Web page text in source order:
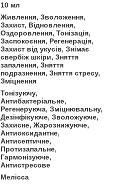
10 мл
Живлення, Зволоження,
Захист, Відновлення,
Оздоровлення, Тонізація,
Заспокоєння, Регенерація,
Захист від укусів, Знімає
свербіж шкіри, Зняття
запалення, Зняття
подразнення, Зняття стресу,
Зміцнення
Тонізуючу,
Антибактеріальне,
Регенеруюча, Зміцнювальну,
Дезінфікуюче, Зволожуюче,
Захисне, Жарознижуюче,
Антиоксидантне,
Антисептичне,
Протизапальне,
Гармонізуюче,
Антистресове
Мелісса